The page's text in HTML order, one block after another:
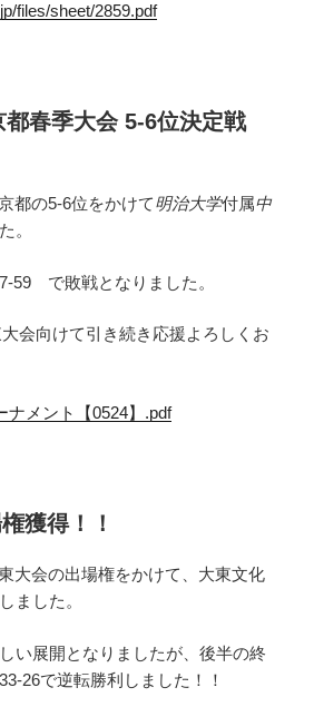
files/sheet/2859.pdf
春季大会 5-6位決定戦
都の5-6位をかけて明治大学付属中
。
59 で敗戦となりました。
会向けて引き続き応援よろしくお
ナメント【0524】.pdf
獲得！！
大会の出場権をかけて、大東文化
ました。
い展開となりましたが、後半の終
26で逆転勝利しました！！